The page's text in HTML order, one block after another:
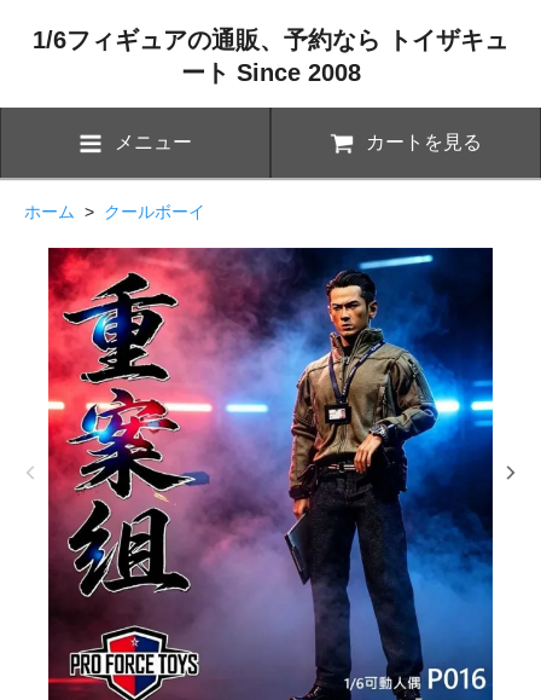
1/6フィギュアの通販、予約なら トイザキュ
ート Since 2008
メニュー カートを見る
ホーム > クールボーイ